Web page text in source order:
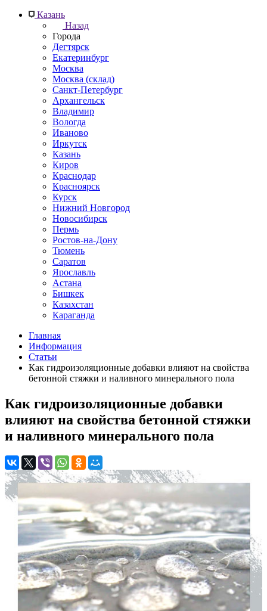
Казань
Назад
Города
Дегтярск
Екатеринбург
Москва
Москва (склад)
Санкт-Петербург
Архангельск
Владимир
Вологда
Иваново
Иркутск
Казань
Киров
Краснодар
Красноярск
Курск
Нижний Новгород
Новосибирск
Пермь
Ростов-на-Дону
Тюмень
Саратов
Ярославль
Астана
Бишкек
Казахстан
Караганда
Главная
Информация
Статьи
Как гидроизоляционные добавки влияют на свойства
бетонной стяжки и наливного минерального пола
Как гидроизоляционные добавки
влияют на свойства бетонной стяжки
и наливного минерального пола